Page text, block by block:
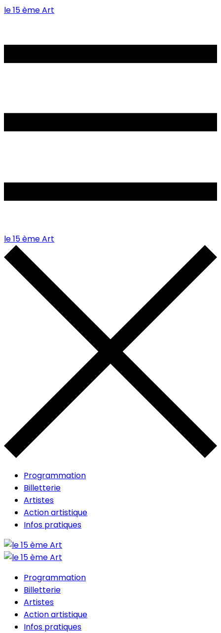
le 15 ème Art
le 15 ème Art
Programmation
Billetterie
Artistes
Action artistique
Infos pratiques
Programmation
Billetterie
Artistes
Action artistique
Infos pratiques